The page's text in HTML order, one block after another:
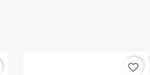
favorite_border